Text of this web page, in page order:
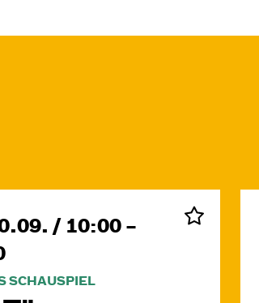
/ 10:00 –
SCHAUSPIEL